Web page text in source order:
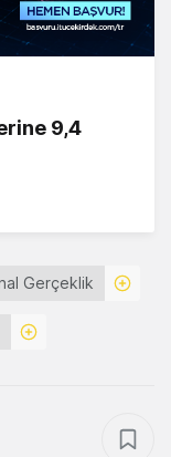
9,4
Gerçeklik